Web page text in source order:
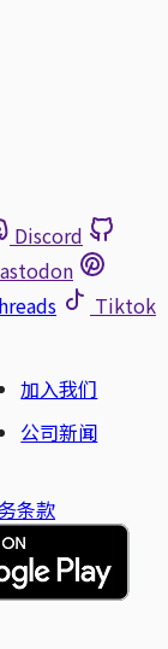
Discord
Tiktok
加入我们
公司新闻
条款